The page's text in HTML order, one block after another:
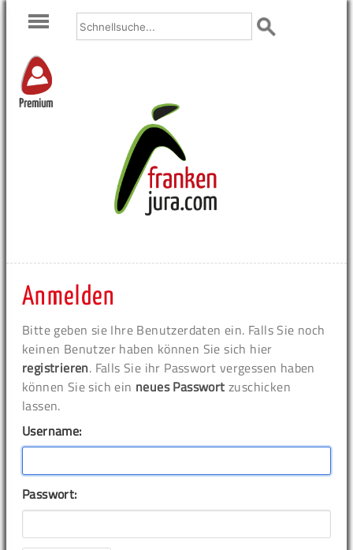
Premium
Anmelden
Bitte geben sie Ihre Benutzerdaten ein. Falls Sie noch
keinen Benutzer haben können Sie sich hier
registrieren. Falls Sie ihr Passwort vergessen haben
können Sie sich ein neues Passwort zuschicken
lassen.
Username:
Passwort: